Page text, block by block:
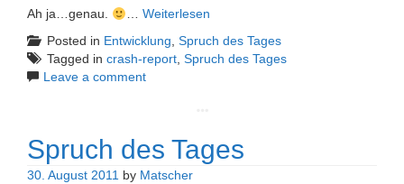
Ah ja…genau.
… Weiterlesen
Posted in Entwicklung, Spruch des Tages
Tagged in crash-report, Spruch des Tages
Leave a comment
Spruch des Tages
30. August 2011 by Matscher